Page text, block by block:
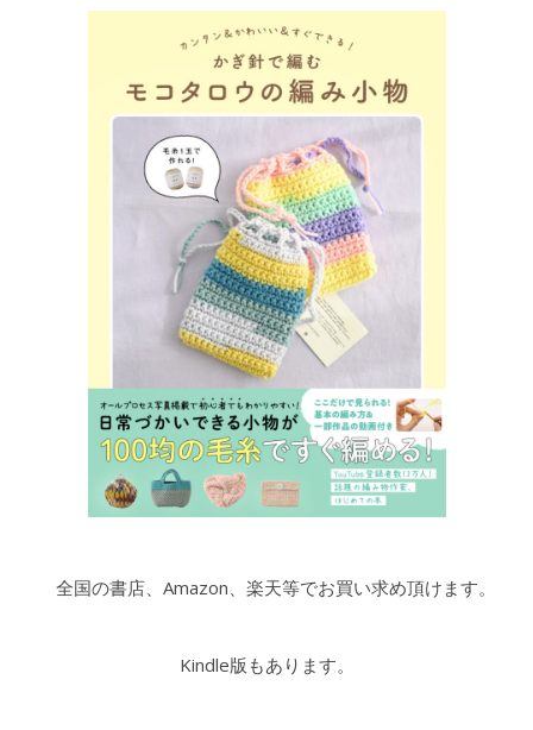
全国の書店、Amazon、楽天等でお買い求め頂けます。
Kindle版もあります。